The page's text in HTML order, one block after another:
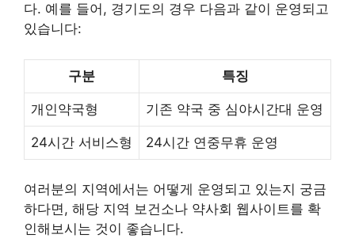
다. 예를 들어, 경기도의 경우 다음과 같이 운영되고
있습니다:
구분 특징
개인약국형 기존 약국 중 심야시간대 운영
24시간 서비스형 24시간 연중무휴 운영
여러분의 지역에서는 어떻게 운영되고 있는지 궁금
하다면, 해당 지역 보건소나 약사회 웹사이트를 확
인해보시는 것이 좋습니다.